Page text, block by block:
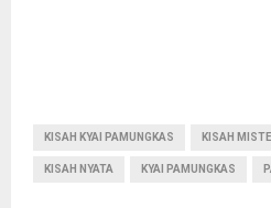
KISAH KYAI PAMUNGKAS KISAH
KISAH NYATA KYAI PAMUNGKAS